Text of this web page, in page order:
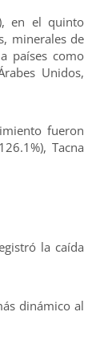
en el quinto
minerales de
países como
Unidos,
fueron
Tacna
la caída
dinámico al